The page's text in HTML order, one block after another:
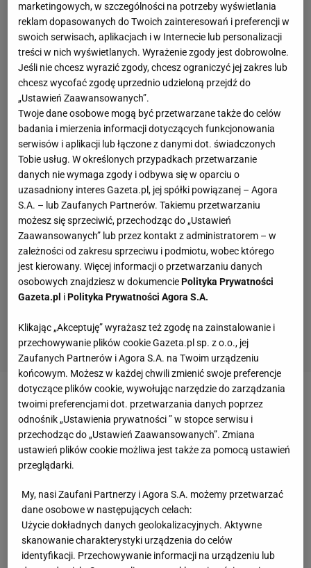
Zobacz wideoZmarnowane zgrupowanie.
Najgorsze za kadencji Jana Urbana
Szwajcaria skompromitowała się na całego. Oto
słowa jej selekcjonera
"Szwajcarzy postawili na totalny minimalizm i prawie
za to zapłacili, bo w 90. minucie zostawili w polu
karnym niepilnowanego Ahmeda Alaaeldina, który
marketingowych, w szczególności na potrzeby wyświetlania
reklam dopasowanych do Twoich zainteresowań i preferencji w
swoich serwisach, aplikacjach i w Internecie lub personalizacji
treści w nich wyświetlanych. Wyrażenie zgody jest dobrowolne.
Jeśli nie chcesz wyrazić zgody, chcesz ograniczyć jej zakres lub
chcesz wycofać zgodę uprzednio udzieloną przejdź do
„Ustawień Zaawansowanych”.
Twoje dane osobowe mogą być przetwarzane także do celów
badania i mierzenia informacji dotyczących funkcjonowania
serwisów i aplikacji lub łączone z danymi dot. świadczonych
Tobie usług. W określonych przypadkach przetwarzanie
danych nie wymaga zgody i odbywa się w oparciu o
uzasadniony interes Gazeta.pl, jej spółki powiązanej – Agora
S.A. – lub Zaufanych Partnerów. Takiemu przetwarzaniu
możesz się sprzeciwić, przechodząc do „Ustawień
Zaawansowanych” lub przez kontakt z administratorem – w
zależności od zakresu sprzeciwu i podmiotu, wobec którego
jest kierowany. Więcej informacji o przetwarzaniu danych
osobowych znajdziesz w dokumenciePolityka Prywatności
Gazeta.pl iPolityka Prywatności Agora S.A.
Klikając „Akceptuję” wyrażasz też zgodę na zainstalowanie i
przechowywanie plików cookie Gazeta.pl sp. z o.o., jej
Zaufanych Partnerów i Agora S.A. na Twoim urządzeniu
końcowym. Możesz w każdej chwili zmienić swoje preferencje
dotyczące plików cookie, wywołując narzędzie do zarządzania
twoimi preferencjami dot. przetwarzania danych poprzez
odnośnik „Ustawienia prywatności ” w stopce serwisu i
przechodząc do „Ustawień Zaawansowanych”. Zmiana
ustawień plików cookie możliwa jest także za pomocą ustawień
przeglądarki.
My, nasi Zaufani Partnerzy i Agora S.A. możemy przetwarzać
dane osobowe w następujących celach:
Użycie dokładnych danych geolokalizacyjnych. Aktywne
skanowanie charakterystyki urządzenia do celów
identyfikacji. Przechowywanie informacji na urządzeniu lub